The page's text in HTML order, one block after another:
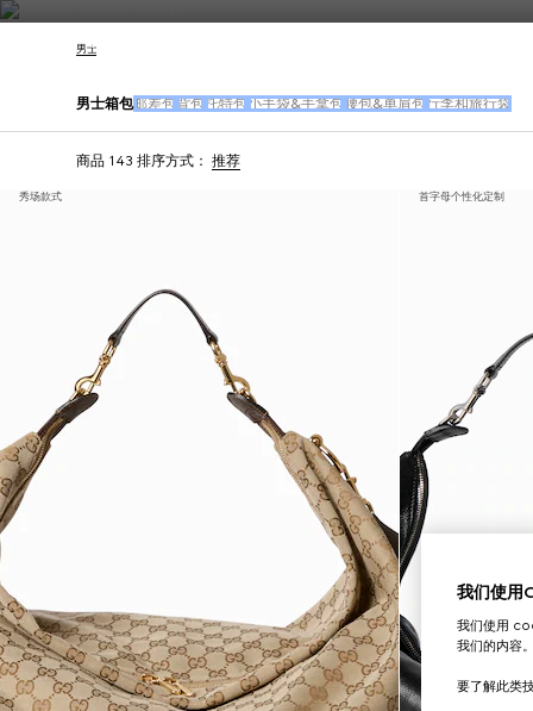
男士
男士箱包邮差包 背包 托特包 小手袋&手拿包 腰包&单肩包 行李和旅行袋
商品 143 排序方式： 推荐
秀场款式 首字母个性化定制
我们使用
我们使用
我们的内容
要了解此类